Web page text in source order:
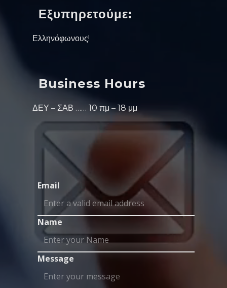
Εξυπηρετούμε:
Ελληνόφωνους!
Business Hours
ΔΕΥ – ΣΑΒ …… 10 πμ – 18 μμ
Email
Name
Message